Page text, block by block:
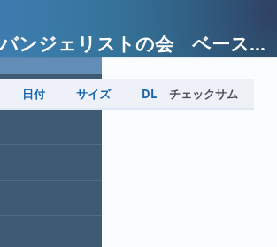
ジェリストの会 ベースキャンプ
日付 サイズ DL チェックサム